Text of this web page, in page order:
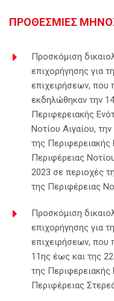
ΠΡΟΘΕΣΜΙΕΣ
Προσκόμιση
επιχορήγησης για
επιχειρήσεων, που
εκδηλώθηκαν την
Περιφερειακής
Νοτίου Αιγαίου,
της Περιφερειακής
Περιφέρειας
2023 σε περιοχές
της Περιφέρειας
Προσκόμιση
επιχορήγησης για
επιχειρήσεων, που
11ης έως και της
της Περιφερειακής
Περιφέρειας